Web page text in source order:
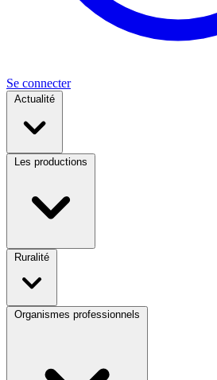
Se connecter
Actualité
Les productions
Ruralité
Organismes professionnels